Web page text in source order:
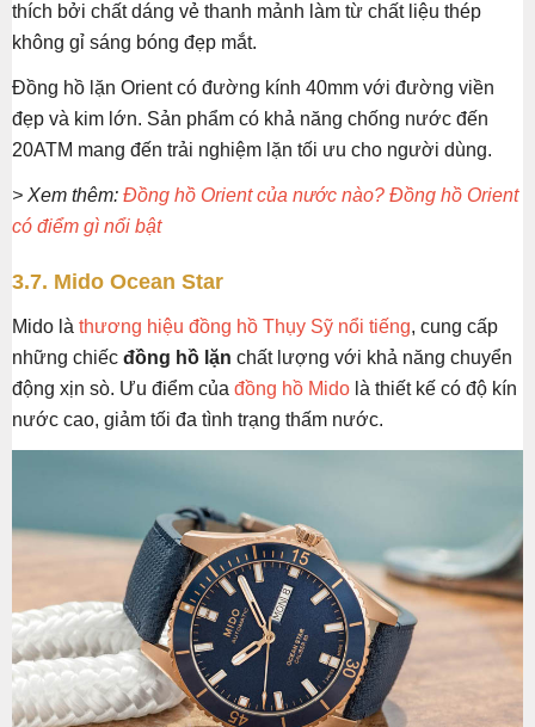
thích bởi chất dáng vẻ thanh mảnh làm từ chất liệu thép
không gỉ sáng bóng đẹp mắt.
Đồng hồ lặn Orient có đường kính 40mm với đường viền
đẹp và kim lớn. Sản phẩm có khả năng chống nước đến
20ATM mang đến trải nghiệm lặn tối ưu cho người dùng.
> Xem thêm: Đồng hồ Orient của nước nào? Đồng hồ Orient
có điểm gì nổi bật
3.7. Mido Ocean Star
Mido là thương hiệu đồng hồ Thụy Sỹ nổi tiếng, cung cấp
những chiếc đồng hồ lặn chất lượng với khả năng chuyển
động xịn sò. Ưu điểm của đồng hồ Mido là thiết kế có độ kín
nước cao, giảm tối đa tình trạng thấm nước.